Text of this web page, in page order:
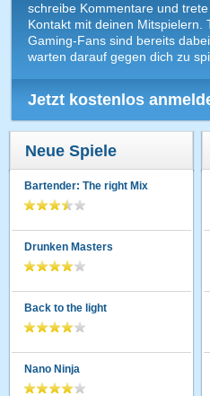
schreibe Kommentare und trete
Kontakt mit deinen Mitspielern.
Gaming-Fans sind bereits
warten darauf gegen dich zu
Jetzt kostenlos
Neue Spiele
Bartender: The right Mix
Drunken Masters
Back to the light
Nano Ninja